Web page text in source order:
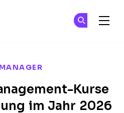
Kurse
im Jahr 2026